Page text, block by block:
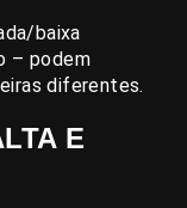
baixa
– podem
diferentes.
E